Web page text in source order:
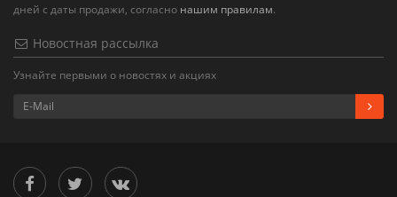
дней с даты продажи, согласно нашим правилам.
Новостная рассылка
Узнайте первыми о новостях и акциях